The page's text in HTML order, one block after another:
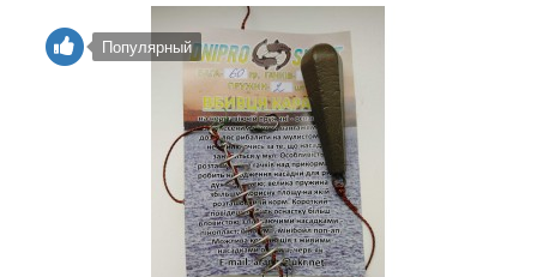
Популярный